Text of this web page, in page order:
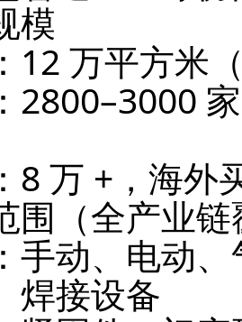
模
： 12 万平方米
： 2800–3000 家
： 8 万 + ，海外
围（全产业
：手动、电动
焊接设备